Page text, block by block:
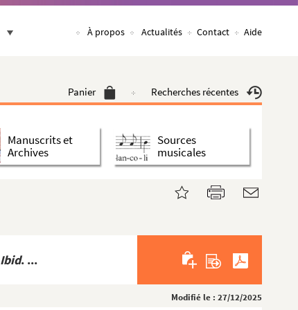
À propos Actualités Contact Aide
Panier Recherches récentes
Manuscrits et
Archives
Sources
musicales
Ibid. ...
Modifié le : 27/12/2025